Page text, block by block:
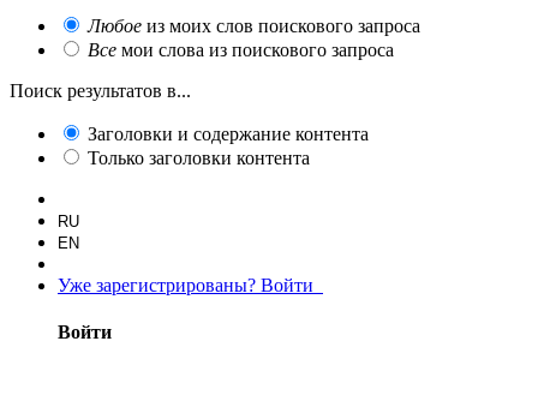
Любое из моих слов поискового запроса
Все мои слова из поискового запроса
Поиск результатов в...
Заголовки и содержание контента
Только заголовки контента
RU
EN
Уже зарегистрированы? Войти
Войти